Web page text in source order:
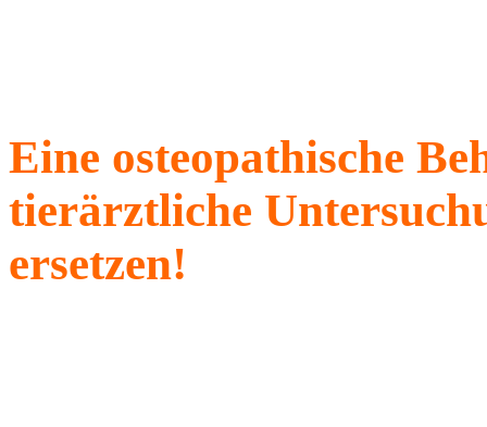
Eine osteopathische
tierärztliche
ersetzen!